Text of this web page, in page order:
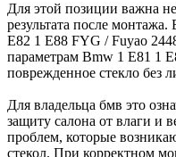
Для этой позиции важна
результата после
E82 1 E88 FYG / Fuyao
параметрам Bmw 1 E81 1
поврежденное стекло без
Для владельца бмв это
защиту салона от влаги и
проблем, которые
стекол. При корректном